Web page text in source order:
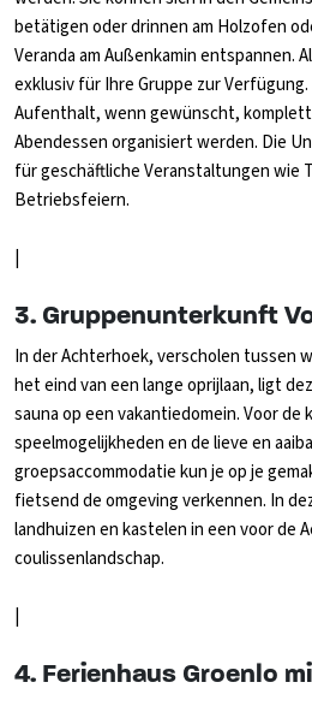
betätigen oder drinnen am Holzofen
Veranda am Außenkamin entspannen.
exklusiv für Ihre Gruppe zur
Aufenthalt, wenn gewünscht,
Abendessen organisiert werden. Die
für geschäftliche Veranstaltungen wie
Betriebsfeiern.
3. Gruppenunterkunft
In der Achterhoek, verscholen tussen
het eind van een lange oprijlaan, ligt
sauna op een vakantiedomein. Voor de
speelmogelijkheden en de lieve en
groepsaccommodatie kun je op je
fietsend de omgeving verkennen. In
landhuizen en kastelen in een voor de
coulissenlandschap.
4. Ferienhaus Groenlo